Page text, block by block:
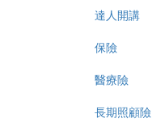
達人開講
保險
醫療險
長期照顧險